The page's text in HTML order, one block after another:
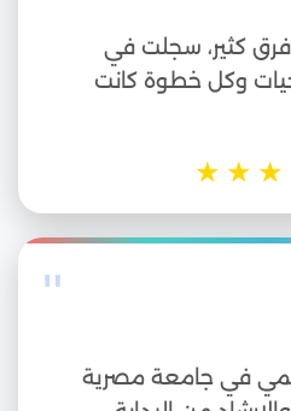
كثير، سجلت في
وكل خطوة كانت
★
★
★
"
في جامعة مصرية